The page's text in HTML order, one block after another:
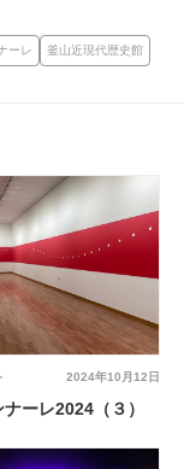
ーレ 釜山近現代歴史館
2024年10月12日
ーレ2024（３）